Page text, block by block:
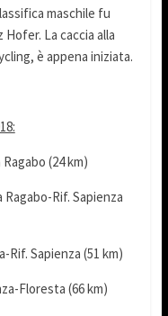
maschile fu
La caccia alla
è appena iniziata.
(24 km)
Rif. Sapienza
Rif. Sapienza (51 km)
Floresta (66 km)